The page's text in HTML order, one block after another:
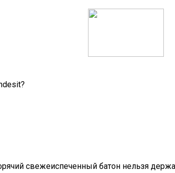
свежеиспеченный батон нельзя